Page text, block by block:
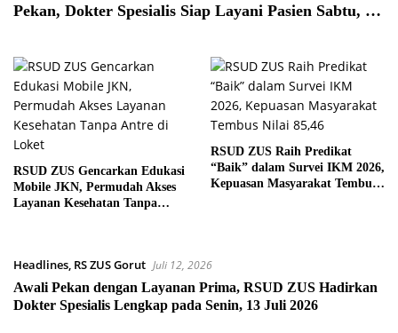
Pekan, Dokter Spesialis Siap Layani Pasien Sabtu, 25
RSUD ZUS Gencarkan Edukasi
Mobile JKN, Permudah Akses
Layanan Kesehatan Tanpa
RSUD ZUS Raih Predikat
“Baik” dalam Survei IKM 2026,
Kepuasan Masyarakat Tembus
Headlines, RS ZUS Gorut Juli 12, 2026
Awali Pekan dengan Layanan Prima, RSUD ZUS Hadirkan
Dokter Spesialis Lengkap pada Senin, 13 Juli 2026